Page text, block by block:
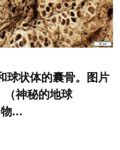
球状体的囊骨。图片
神秘的地球
...